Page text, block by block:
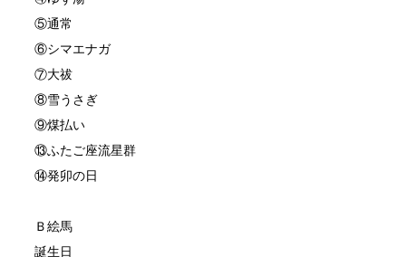
⑤通常
⑥シマエナガ
⑦大祓
⑧雪うさぎ
⑨煤払い
⑬ふたご座流星群
⑭発卯の日
Ｂ絵馬
誕生日